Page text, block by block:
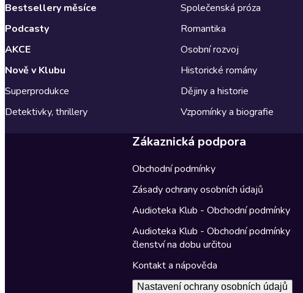
Bestsellery měsíce
Podcasty
AKCE
Nově v Klubu
Superprodukce
Detektivky, thrillery
Společenská próza
Romantika
Osobní rozvoj
Historické romány
Dějiny a historie
Vzpomínky a biografie
Zákaznická podpora
Obchodní podmínky
Zásady ochrany osobních údajů
Audioteka Klub - Obchodní podmínky
Audioteka Klub - Obchodní podmínky
členství na dobu určitou
Kontakt a nápověda
Nastavení ochrany osobních údajů